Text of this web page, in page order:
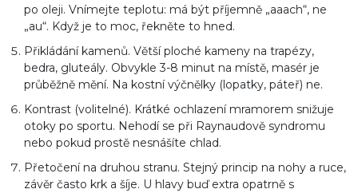
po oleji. Vnímejte teplotu: má být příjemně „aaach“, ne
„au“. Když je to moc, řekněte to hned.
Přikládání kamenů. Větší ploché kameny na trapézy,
bedra, gluteály. Obvykle 3-8 minut na místě, masér je
průběžně mění. Na kostní výčnělky (lopatky, páteř) ne.
Kontrast (volitelné). Krátké ochlazení mramorem snižuje
otoky po sportu. Nehodí se při Raynaudově syndromu
nebo pokud prostě nesnášíte chlad.
Přetočení na druhou stranu. Stejný princip na nohy a ruce,
závěr často krk a šíje. U hlavy buď extra opatrně s